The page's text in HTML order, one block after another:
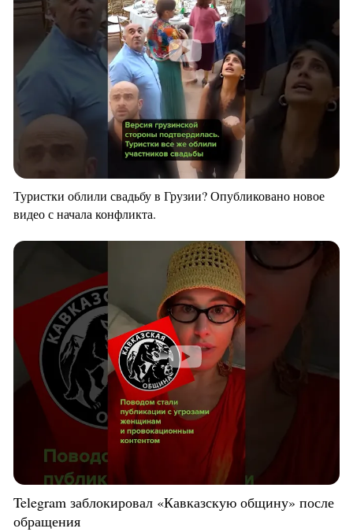
Туристки облили свадьбу в Грузии? Опубликовано новое
видео с начала конфликта.
Telegram заблокировал «Кавказскую общину» после
обращения